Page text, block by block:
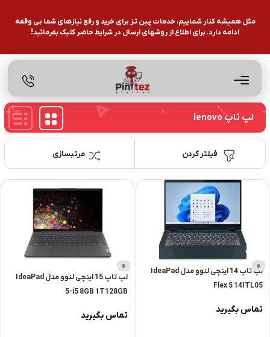
مثل همیشه کنار شماییم، خدمات پین تـز برای خرید و رفع نیازهای شما بی وقفه
ادامه دارد. برای اطلاع از روشهای ارسال در شرایط حاضر کلیک بفرمائید!
لپ تاپ lenovo
مرتبسازی فیلتر کردن
لپ تاپ 14 اینچی لنوو مدل IdeaPad
Flex 5 14ITL05
تماس بگیرید
لپ تاپ 15 اینچی لنوو مدل IdeaPad
5-i5 8GB 1T128GB
تماس بگیرید